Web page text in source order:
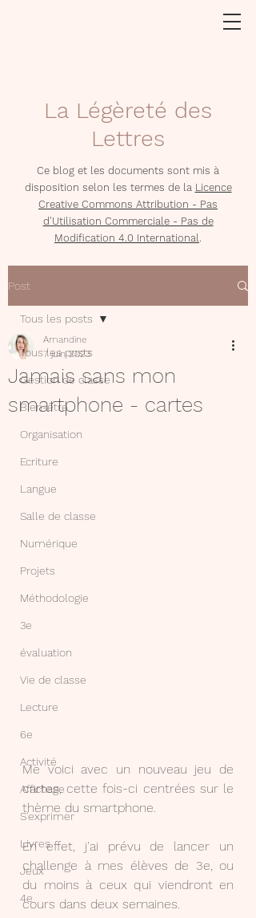
La Légèreté des
Lettres
Ce blog et les documents sont mis à
disposition selon les termes de la Licence
Creative Commons Attribution - Pas
d'Utilisation Commerciale - Pas de
Modification 4.0 International.
Post
Tous les posts
Gestion de classe
Bien-être
Organisation
Ecriture
Langue
Salle de classe
Numérique
Projets
Méthodologie
3e
évaluation
Vie de classe
Lecture
6e
Activité
Affichage
S'exprimer
Livres
Jeux
4e
Tous les posts
Jamais sans mon
smartphone - cartes
Amandine
7 juin 2023
Me voici avec un nouveau jeu de
cartes, cette fois-ci centrées sur le
thème du smartphone.
En effet, j'ai prévu de lancer un
challenge à mes élèves de 3e, ou
du moins à ceux qui viendront en
cours dans deux semaines.